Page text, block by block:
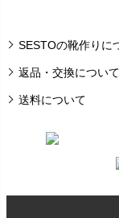
SESTOの靴作りに
返品・交換について
送料について